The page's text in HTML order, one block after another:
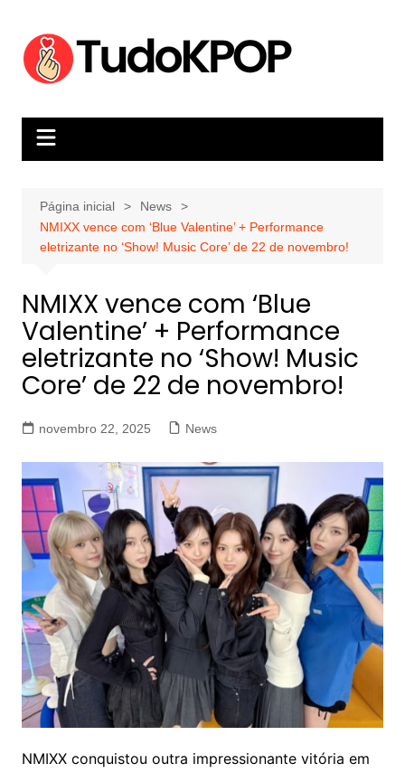
conteúdo
Página inicial
News
NMIXX vence com ‘Blue Valentine’ + Performance
eletrizante no ‘Show! Music Core’ de 22 de novembro!
NMIXX vence com ‘Blue
Valentine’ + Performance
eletrizante no ‘Show! Music
Core’ de 22 de novembro!
novembro 22, 2025 News
NMIXX conquistou outra impressionante vitória em